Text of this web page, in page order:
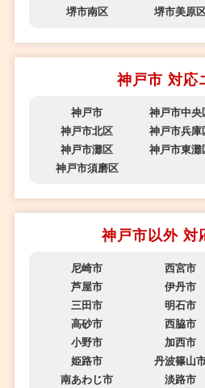
堺市南区
堺市美原
神戸市 対応
神戸市 神戸市中央
神戸市北区
神戸市兵庫
神戸市灘区
神戸市東灘
神戸市須磨区
神戸市以外 対
尼崎市 西宮市
芦屋市
伊丹市
三田市
明石市
高砂市
西脇市
小野市
加西市
姫路市
丹波篠山
南あわじ市
淡路市